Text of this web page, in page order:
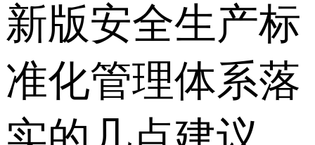
新版安全生产标
准化管理体系落